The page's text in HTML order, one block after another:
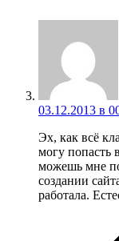
03.12.2013 в
Эх, как всё
могу попасть
можешь мне
создании
работала.